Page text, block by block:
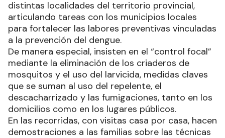
distintas localidades del territorio provincial,
articulando tareas con los municipios locales
para fortalecer las labores preventivas vinculadas
a la prevención del dengue.
De manera especial, insisten en el “control focal”
mediante la eliminación de los criaderos de
mosquitos y el uso del larvicida, medidas claves
que se suman al uso del repelente, el
descacharrizado y las fumigaciones, tanto en los
domicilios como en los lugares públicos.
En las recorridas, con visitas casa por casa, hacen
demostraciones a las familias sobre las técnicas